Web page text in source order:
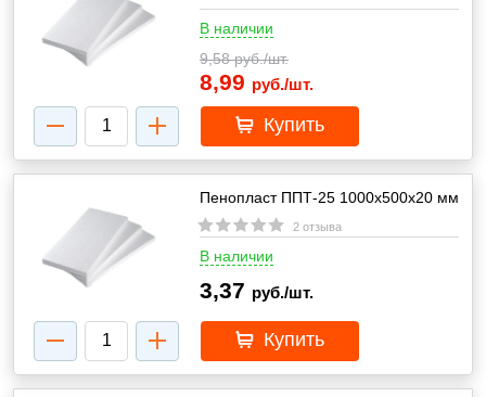
В наличии
9,58руб./шт.
8,99 руб./шт.
Купить
Пенопласт ППТ-25 1000х500х20 мм
2 отзыва
В наличии
3,37 руб./шт.
Купить